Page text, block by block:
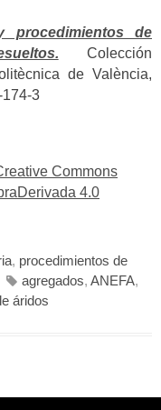
procedimientos de
Colección
de València,
174-3
Commons
4.0
, procedimientos de
agregados, ANEFA,
áridos